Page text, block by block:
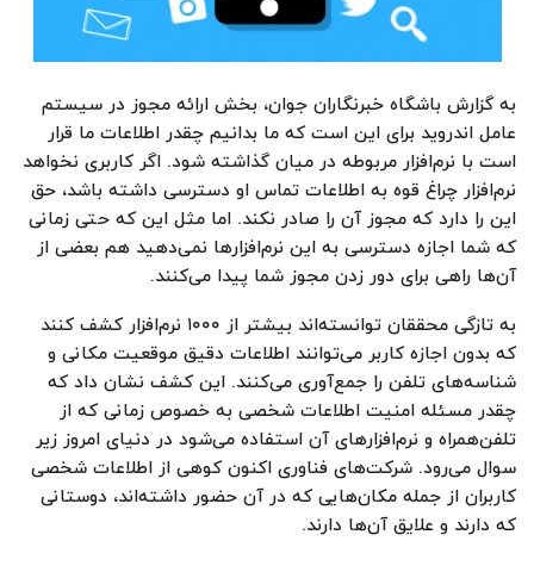
به گزارش باشگاه خبرنگاران جوان، بخش ارائه مجوز در سیستم
عامل اندروید برای این است که ما بدانیم چقدر اطلاعات ما قرار
است با نرم‌افزار مربوطه در میان گذاشته شود. اگر کاربری نخواهد
نرم‌افزار چراغ‌‍‌ قوه به اطلاعات تماس او دسترسی داشته باشد، حق
این را دارد که مجوز آن را صادر نکند. اما مثل این که حتی زمانی
که شما اجازه دسترسی به این نرم‌افزار‌ها نمی‌دهید هم بعضی از
آن‌ها راهی برای دور زدن مجوز شما پیدا می‌کنند.
به تازگی محققان توانسته‌اند بیشتر از ۱۰۰۰ نر‌م‌افزار کشف کنند
که بدون اجازه کاربر می‌توانند اطلاعات دقیق موقعیت مکانی و
شناسه‌های تلفن را جمع‌آوری می‌کنند. این کشف نشان داد که
چقدر مسئله امنیت اطلاعات شخصی به خصوص زمانی که از
تلفن‌همراه و نرم‌افزار‌های آن استفاده می‌شود در دنیای امروز زیر
سوال می‌رود. شرکت‌های فناوری اکنون کوهی از اطلاعات شخصی
کاربران از جمله مکان‌هایی که در آن حضور داشته‌اند، دوستانی
که دارند و علایق آن‌ها دارند.